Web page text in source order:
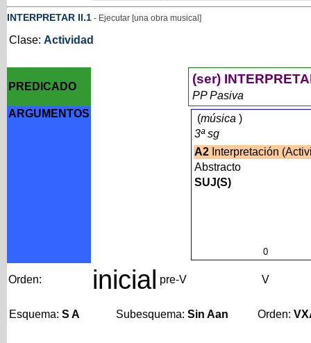
INTERPRETAR II.1- Ejecutar [una obra musical]
Clase: Actividad
PREDICADO
(ser)
PP Pasiva
ARGUMENTOS
(música )
3ª sg
A2Interpretación
Abstracto
SUJ(S)
0
Orden: inicial pre-V V
Esquema: S A Subesquema: Sin Aan Orden: